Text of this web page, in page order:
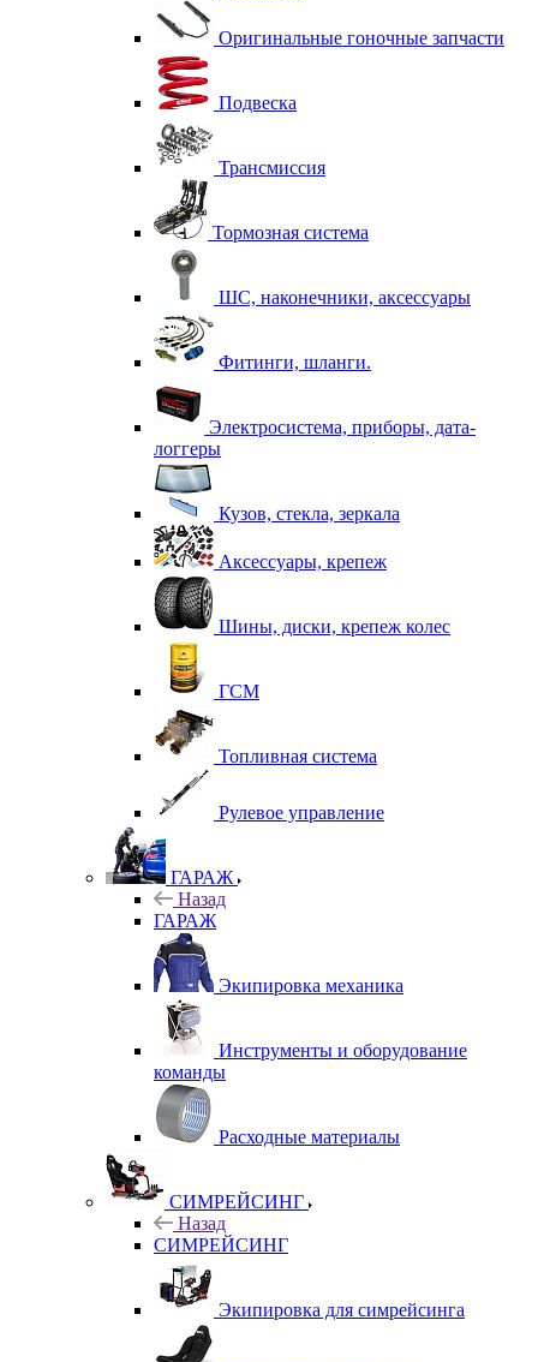
Оригинальные гоночные запчасти
Подвеска
Трансмиссия
Тормозная система
ШС, наконечники, аксессуары
Фитинги, шланги.
Электросистема, приборы, дата-
логгеры
Кузов, стекла, зеркала
Аксессуары, крепеж
Шины, диски, крепеж колес
ГСМ
Топливная система
Рулевое управление
ГАРАЖ
Назад
ГАРАЖ
Экипировка механика
Инструменты и оборудование
команды
Расходные материалы
СИМРЕЙСИНГ
Назад
СИМРЕЙСИНГ
Экипировка для симрейсинга